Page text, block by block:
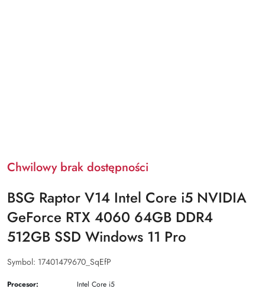
Chwilowy brak dostępności
BSG Raptor V14 Intel Core i5 NVIDIA
GeForce RTX 4060 64GB DDR4
512GB SSD Windows 11 Pro
Symbol: 17401479670_SqEfP
Procesor:
Intel Core i5